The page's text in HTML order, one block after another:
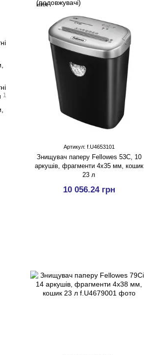
Артикул: f.U4653101
Знищувач паперу Fellowes 53C, 10
аркушів, фрагменти 4х35 мм, кошик
23 л
10 056.24 грн
1